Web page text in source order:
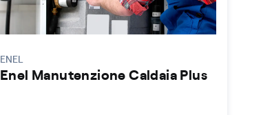
ENEL
Enel Manutenzione Caldaia Plus